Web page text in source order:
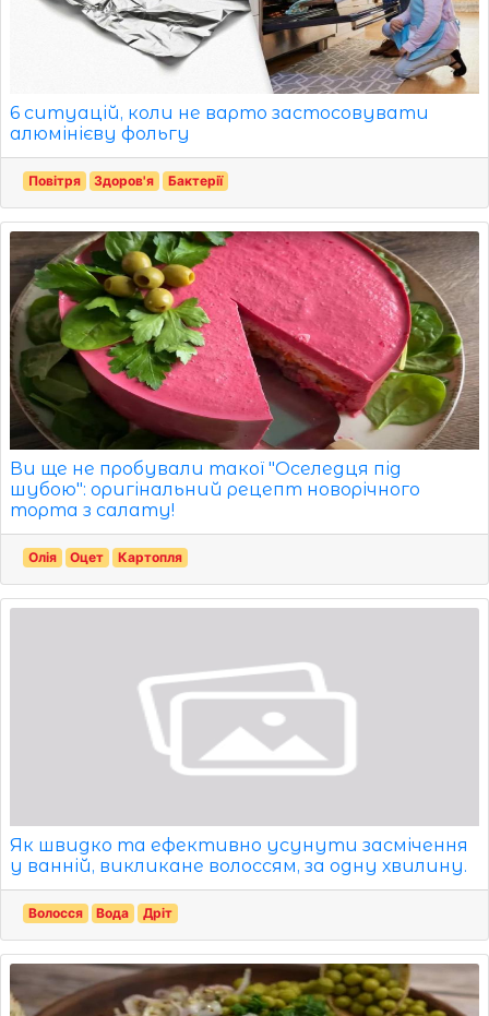
6 ситуацій, коли не варто застосовувати
алюмінієву фольгу
Повітря Здоров'я Бактерії
Ви ще не пробували такої "Оселедця під
шубою": оригінальний рецепт новорічного
торта з салату!
Олія Оцет Картопля
Як швидко та ефективно усунути засмічення
у ванній, викликане волоссям, за одну хвилину.
Волосся Вода Дріт